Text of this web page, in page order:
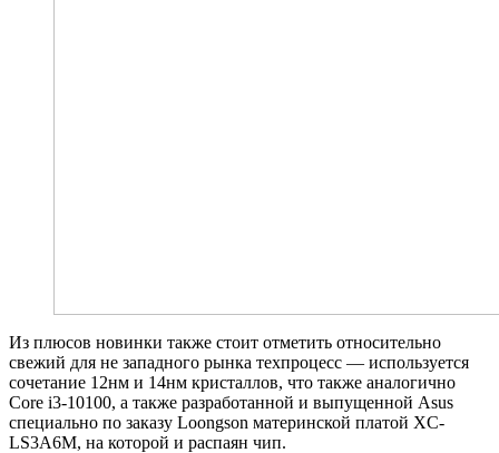
Из плюсов новинки также стоит отметить относительно
свежий для не западного рынка техпроцесс — используется
сочетание 12нм и 14нм кристаллов, что также аналогично
Core i3-10100, а также разработанной и выпущенной Asus
специально по заказу Loongson материнской платой XC-
LS3A6M, на которой и распаян чип.